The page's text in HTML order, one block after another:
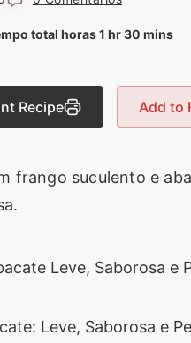
total horas 1 hr 30 mins
Recipe Add to
frango suculento e
Leve, Saborosa e